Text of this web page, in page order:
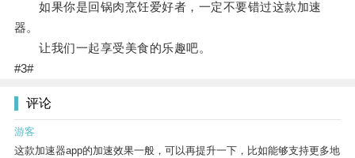
如果你是回锅肉烹饪爱好者，一定不要错过这款加速
器。
让我们一起享受美食的乐趣吧。
#3#
评论
游客
这款加速器app的加速效果一般，可以再提升一下，比如能够支持更多地